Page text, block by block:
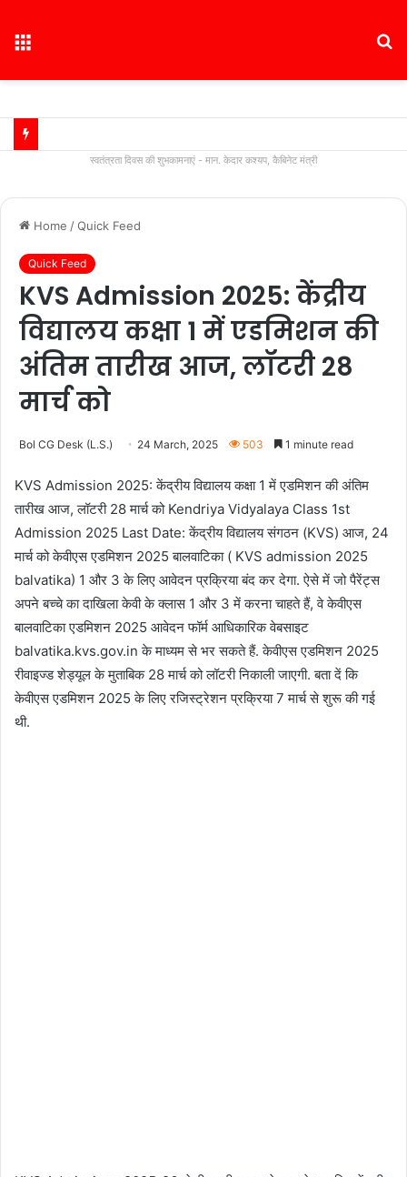
स्वतंत्रता दिवस की शुभकामनाएं - मान. केदार कश्यप, कैबिनेट मंत्री
Home /Quick Feed
Quick Feed
KVS Admission 2025: केंद्रीय
विद्यालय कक्षा 1 में एडमिशन की
अंतिम तारीख आज, लॉटरी 28
मार्च को
Bol CG Desk (L.S.) 24 March, 2025 503 1 minute read
KVS Admission 2025: केंद्रीय विद्यालय कक्षा 1 में एडमिशन की अंतिम
तारीख आज, लॉटरी 28 मार्च को Kendriya Vidyalaya Class 1st
Admission 2025 Last Date: केंद्रीय विद्यालय संगठन (KVS) आज, 24
मार्च को केवीएस एडमिशन 2025 बालवाटिका ( KVS admission 2025
balvatika) 1 और 3 के लिए आवेदन प्रक्रिया बंद कर देगा. ऐसे में जो पैरेंट्स
अपने बच्चे का दाखिला केवी के क्लास 1 और 3 में करना चाहते हैं, वे केवीएस
बालवाटिका एडमिशन 2025 आवेदन फॉर्म आधिकारिक वेबसाइट
balvatika.kvs.gov.in के माध्यम से भर सकते हैं. केवीएस एडमिशन 2025
रीवाइज्ड शेड्यूल के मुताबिक 28 मार्च को लॉटरी निकाली जाएगी. बता दें कि
केवीएस एडमिशन 2025 के लिए रजिस्ट्रेशन प्रक्रिया 7 मार्च से शुरू की गई
थी.